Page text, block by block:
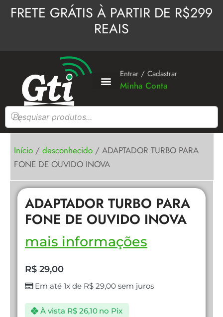
paraFRETE GRÁTIS À PARTIR DE R$299
REAIS
Entrar / Cadastrar
Minha Conta
Pesquisar
produtos
Início / desconhecido / ADAPTADOR TURBO PARA
FONE DE OUVIDO INOVA
ADAPTADOR TURBO PARA
FONE DE OUVIDO INOVA
mais informações
R$ 29,00
Em até 1x de R$29,00sem juros
À vista R$26,10 no Pix